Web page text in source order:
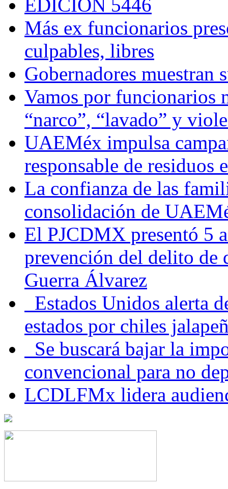
EDICIÓN 5446
Más ex funcionarios
culpables, libres
Gobernadores muestran
Vamos por funcionarios
“narco”, “lavado” y
UAEMéx impulsa
responsable de residuos
La confianza de las
consolidación de
El PJCDMX presentó 5
prevención del delito de
Guerra Álvarez
Estados Unidos alerta
estados por chiles
Se buscará bajar la
convencional para no
LCDLFMx lidera